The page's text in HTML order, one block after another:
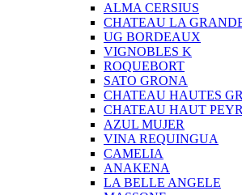
ALMA CERSIUS
CHATEAU LA
UG BORDEAUX
VIGNOBLES K
ROQUEBORT
SATO GRONA
CHATEAU HAUTES
CHATEAU HAUT
AZUL MUJER
VINA REQUINGUA
CAMELIA
ANAKENA
LA BELLE ANGELE